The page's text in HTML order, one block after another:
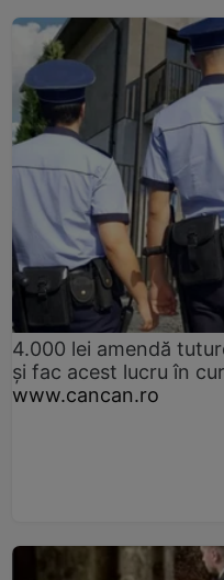
4.000 lei amendă
și fac acest lucru în
www.cancan.ro